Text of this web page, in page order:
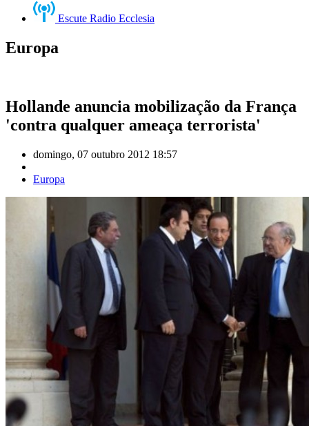
Escute Radio Ecclesia
Europa
Hollande anuncia mobilização da França
'contra qualquer ameaça terrorista'
domingo, 07 outubro 2012 18:57
Europa